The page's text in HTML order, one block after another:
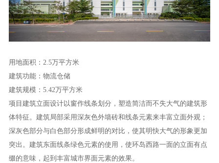
用地面积：2.5万平方米
建筑功能：物流仓储
建筑规模：5.42万平方米
项目建筑立面设计以窗作线条划分，塑造简洁而不失大气的建筑形
体特征。建筑局部采用深灰色外墙砖和线条元素来丰富立面外观；
深灰色部分与白色部分形成鲜明的对比，使其明快大气的形象更加
突出。建筑东面线条绿色元素的使用，使环岛西路一面的立面有点
缀的意味，起到丰富城市界面元素的效果。